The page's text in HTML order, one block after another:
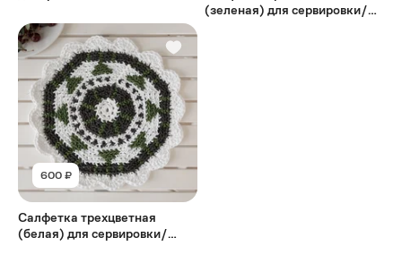
600 ₽
Салфетка трехцветная
(белая) для сервировки/
(зеленая) для сервировки/